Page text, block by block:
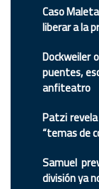
Caso
liberar a la
Dockweiler
puentes,
anfiteatro
Patzi
“temas de
Samuel
división ya